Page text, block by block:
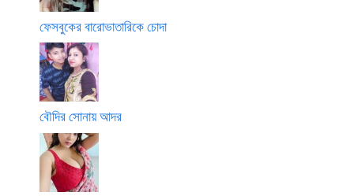
ফেসবুকের বারোভাতারিকে চোদা
বৌদির সোনায় আদর